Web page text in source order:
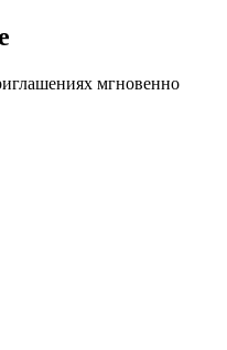
мгновенно